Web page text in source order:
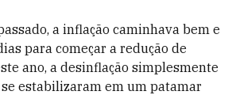
a inflação caminhava bem e
para começar a redução de
ano, a desinflação simplesmente
estabilizaram em um patamar